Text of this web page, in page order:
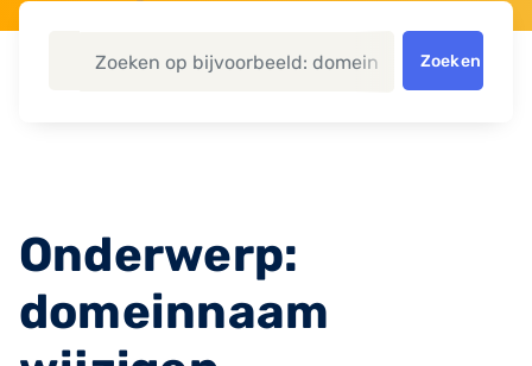
Zoeken
Onderwerp:
domeinnaam